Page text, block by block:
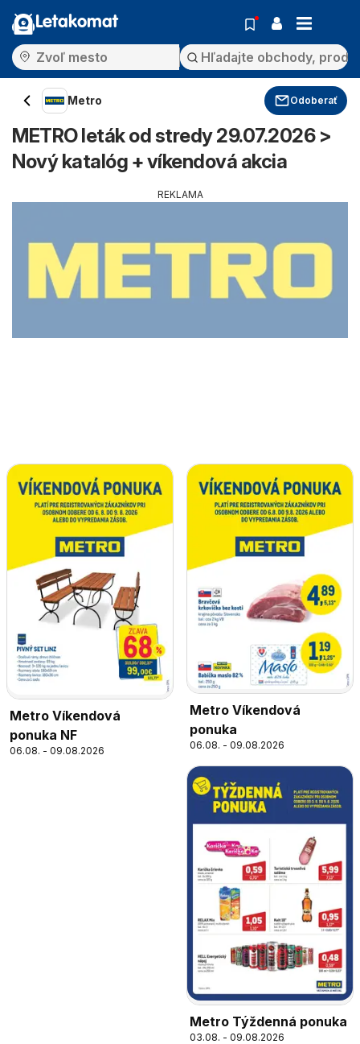
Letakomat
Metro Odoberať
METRO leták od stredy 29.07.2026 >
Nový katalóg + víkendová akcia
REKLAMA
Metro Víkendová
ponuka NF
06.08. - 09.08.2026
Metro Víkendová
ponuka
06.08. - 09.08.2026
Metro Týždenná ponuka
03.08. - 09.08.2026